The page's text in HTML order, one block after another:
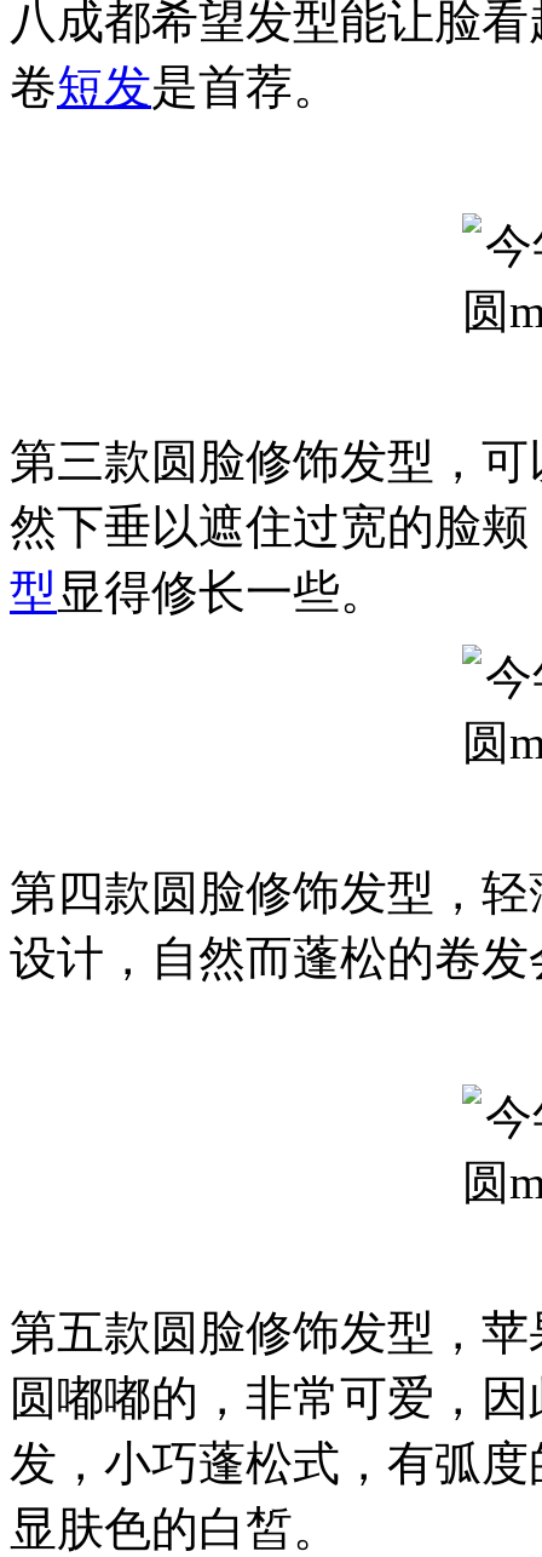
八成都希望发型能让脸
卷短发是首荐。
第三款圆脸修饰发型，可
然下垂以遮住过宽的脸
型显得修长一些。
第四款圆脸修饰发型，
设计，自然而蓬松的卷
第五款圆脸修饰发型，
圆嘟嘟的，非常可爱，因
发，小巧蓬松式，有弧
显肤色的白皙。